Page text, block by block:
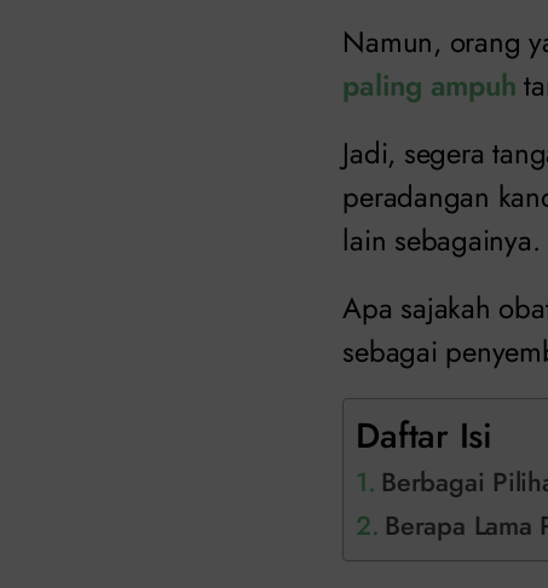
Namun, orang
paling ampuh
Jadi, segera
peradangan
lain sebagainya.
Apa sajakah
sebagai
Daftar Isi
Berbagai
Berapa